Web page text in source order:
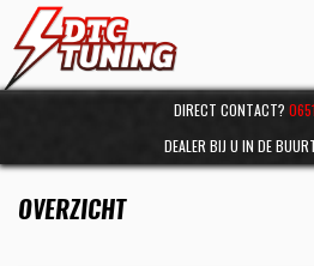
DIRECT CONTACT?
DEALER BIJ U IN DE
OVERZICHT